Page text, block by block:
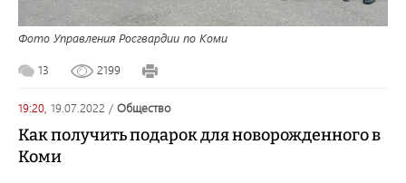
Фото Управления Росгвардии по Коми
13 2199
19:20, 19.07.2022 / общество
Как получить подарок для новорожденного в
Коми